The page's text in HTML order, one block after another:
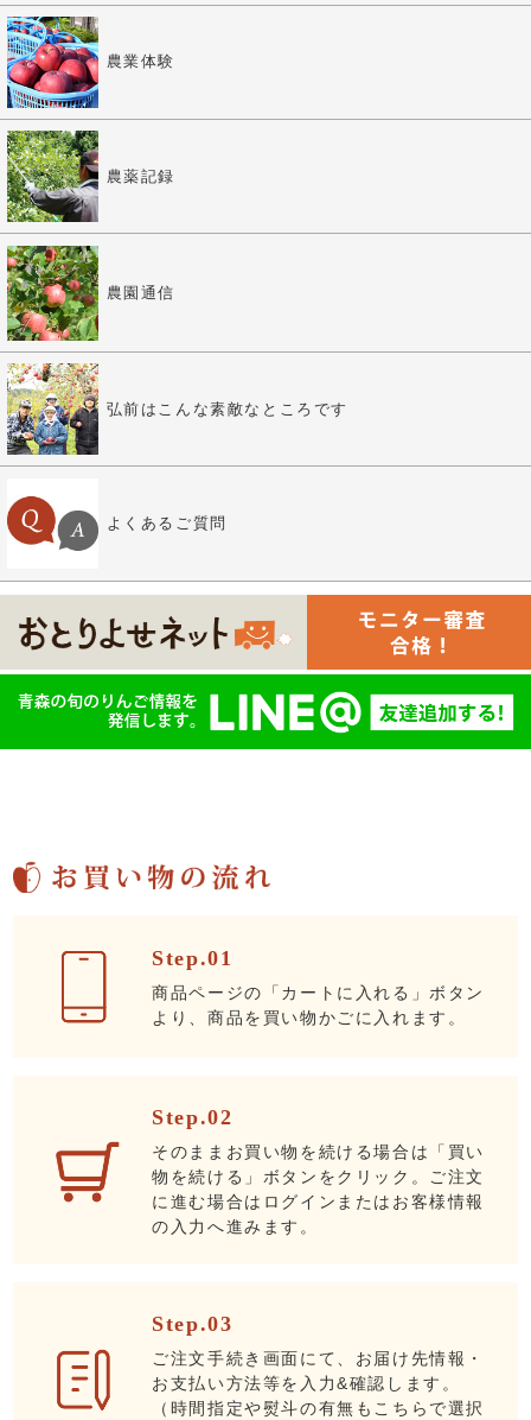
農業体験
農薬記録
農園通信
弘前はこんな素敵なところです
よくあるご質問
Step.01
商品ページの「カートに入れる」ボタン
より、商品を買い物かごに入れます。
Step.02
そのままお買い物を続ける場合は「買い
物を続ける」ボタンをクリック。ご注文
に進む場合はログインまたはお客様情報
の入力へ進みます。
Step.03
ご注文手続き画面にて、お届け先情報・
お支払い方法等を入力&確認します。
（時間指定や熨斗の有無もこちらで選択